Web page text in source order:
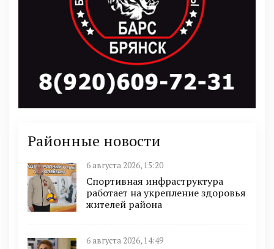
Районные новости
6 августа 2026, 15:20
Спортивная инфраструктура
работает на укрепление здоровья
жителей района
6 августа 2026, 14:49